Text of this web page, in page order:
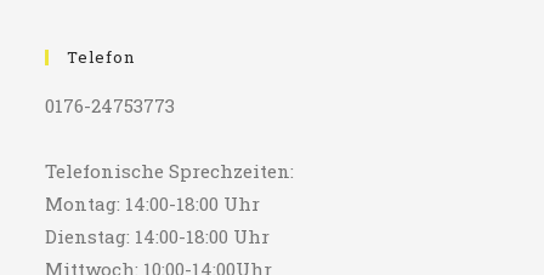
Telefon
0176-24753773
Telefonische Sprechzeiten:
Montag: 14:00-18:00 Uhr
Dienstag: 14:00-18:00 Uhr
Mittwoch: 10:00-14:00Uhr